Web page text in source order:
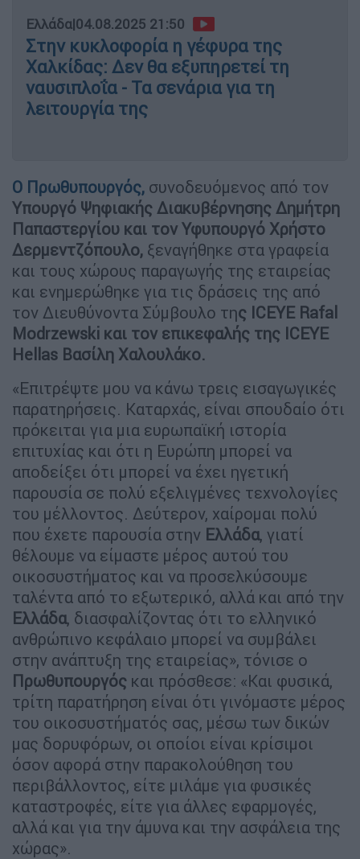
Ελλάδα|04.08.2025 21:50
Στην κυκλοφορία η γέφυρα της
Χαλκίδας: Δεν θα εξυπηρετεί τη
ναυσιπλοΐα - Τα σενάρια για τη
λειτουργία της
Ο Πρωθυπουργός, συνοδευόμενος από τον
Υπουργό Ψηφιακής Διακυβέρνησης Δημήτρη
Παπαστεργίου και τον Υφυπουργό Χρήστο
Δερμεντζόπουλο, ξεναγήθηκε στα γραφεία
και τους χώρους παραγωγής της εταιρείας
και ενημερώθηκε για τις δράσεις της από
τον Διευθύνοντα Σύμβουλο της ICEYE Rafal
Modrzewski και τον επικεφαλής της ICEYE
Hellas Βασίλη Χαλουλάκο.
«Επιτρέψτε μου να κάνω τρεις εισαγωγικές
παρατηρήσεις. Καταρχάς, είναι σπουδαίο ότι
πρόκειται για μια ευρωπαϊκή ιστορία
επιτυχίας και ότι η Ευρώπη μπορεί να
αποδείξει ότι μπορεί να έχει ηγετική
παρουσία σε πολύ εξελιγμένες τεχνολογίες
του μέλλοντος. Δεύτερον, χαίρομαι πολύ
που έχετε παρουσία στην Ελλάδα, γιατί
θέλουμε να είμαστε μέρος αυτού του
οικοσυστήματος και να προσελκύσουμε
ταλέντα από το εξωτερικό, αλλά και από την
Ελλάδα, διασφαλίζοντας ότι το ελληνικό
ανθρώπινο κεφάλαιο μπορεί να συμβάλει
στην ανάπτυξη της εταιρείας», τόνισε ο
Πρωθυπουργός και πρόσθεσε: «Και φυσικά,
τρίτη παρατήρηση είναι ότι γινόμαστε μέρος
του οικοσυστήματός σας, μέσω των δικών
μας δορυφόρων, οι οποίοι είναι κρίσιμοι
όσον αφορά στην παρακολούθηση του
περιβάλλοντος, είτε μιλάμε για φυσικές
καταστροφές, είτε για άλλες εφαρμογές,
αλλά και για την άμυνα και την ασφάλεια της
χώρας».